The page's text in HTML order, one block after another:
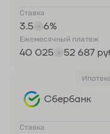
Ставка
3.5 6%
Ежемесячный платеж
40 025 52 687
Сбербанк
Ставка